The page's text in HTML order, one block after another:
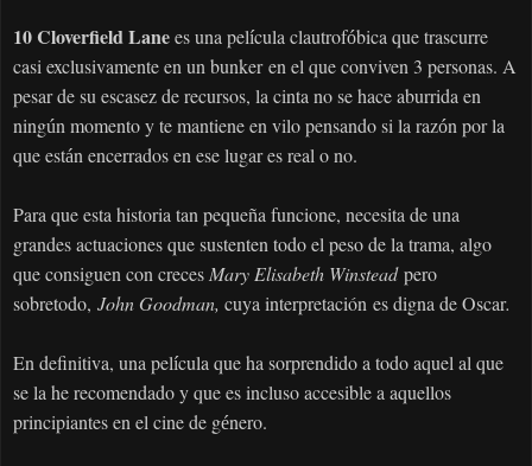
10 Cloverfield Lanees una película clautrofóbica que trascurre
casi exclusivamente en un bunkeren el que conviven 3 personas. A
pesar de su escasez de recursos, la cinta no se hace aburrida en
ningún momento y te mantiene en vilo pensando si la razón por la
que están encerrados en ese lugar es real o no.
Para que esta historia tan pequeña funcione, necesita de una
grandes actuaciones que sustenten todo el peso de la trama, algo
que consiguen con crecesMary Elisabeth Winsteadpero
sobretodo, John Goodman, cuyainterpretación es digna de Oscar.
En definitiva, una película que ha sorprendido a todo aquel al que
se la he recomendado y que es incluso accesible a aquellos
principiantes en el cine de género.